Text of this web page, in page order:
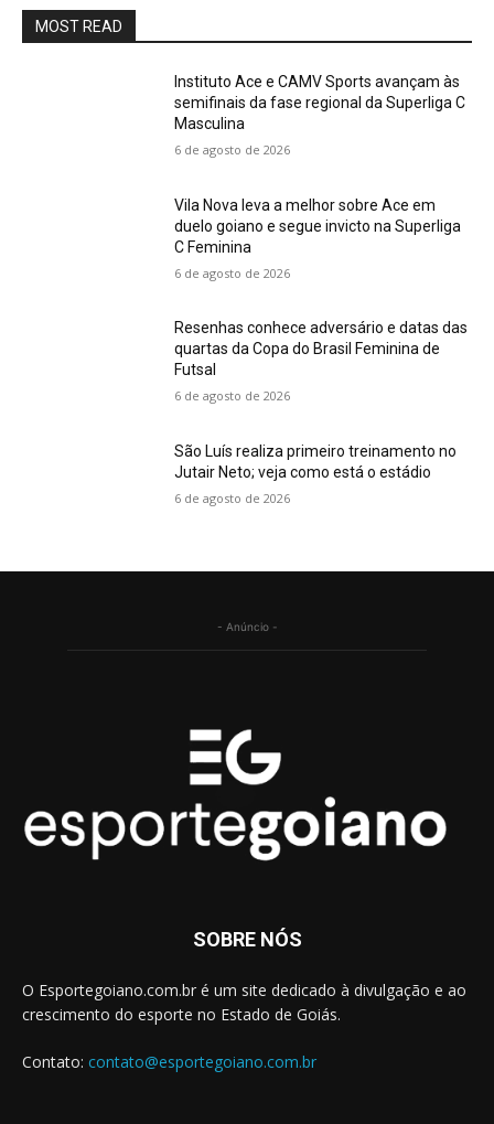
MOST READ
Instituto Ace e CAMV Sports avançam às
semifinais da fase regional da Superliga C
Masculina
6 de agosto de 2026
Vila Nova leva a melhor sobre Ace em
duelo goiano e segue invicto na Superliga
C Feminina
6 de agosto de 2026
Resenhas conhece adversário e datas das
quartas da Copa do Brasil Feminina de
Futsal
6 de agosto de 2026
São Luís realiza primeiro treinamento no
Jutair Neto; veja como está o estádio
6 de agosto de 2026
- Anúncio -
SOBRE NÓS
O Esportegoiano.com.br é um site dedicado à divulgação e ao
crescimento do esporte no Estado de Goiás.
Contato: contato@esportegoiano.com.br